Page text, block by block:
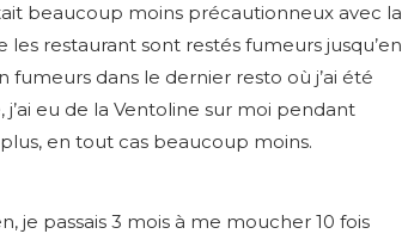
beaucoup moins précautionneux avec la
restaurant sont restés fumeurs jusqu’en
fumeurs dans le dernier resto où j’ai été
eu de la Ventoline sur moi pendant
en tout cas beaucoup moins.
je passais 3 mois à me moucher 10 fois